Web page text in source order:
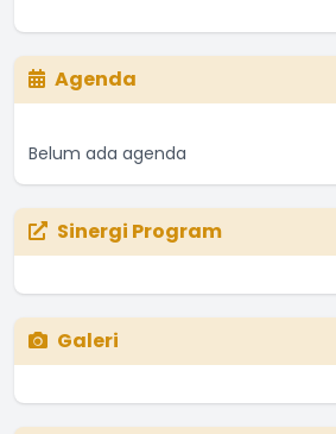
Agenda
Belum ada agenda
Sinergi Program
Galeri